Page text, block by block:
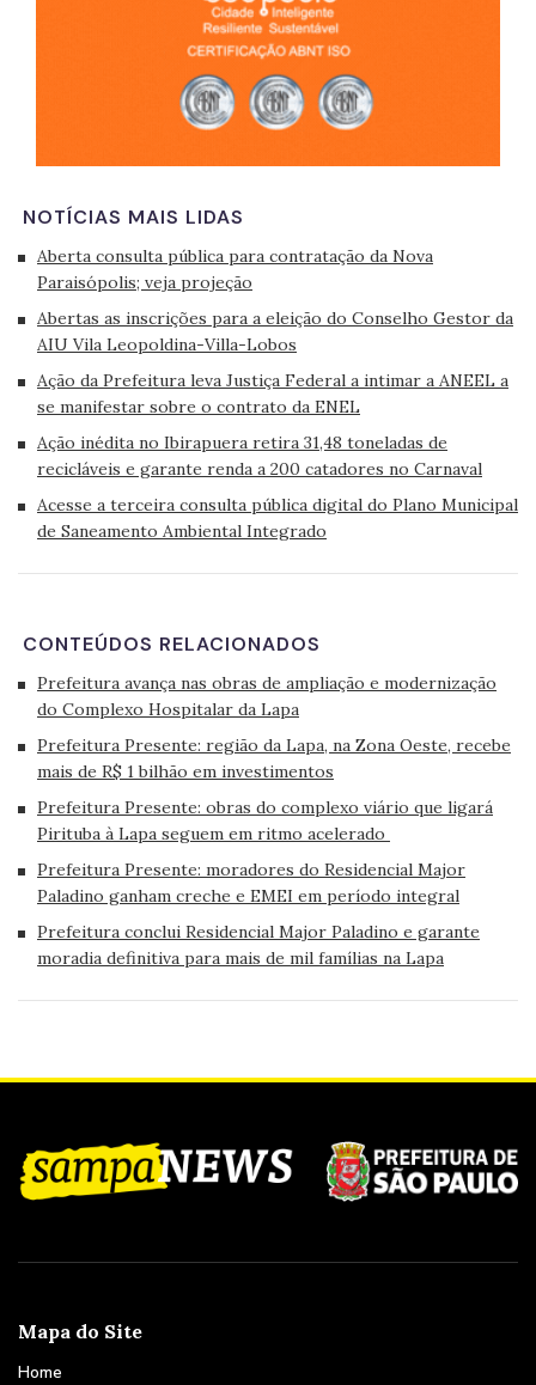
NOTÍCIAS MAIS LIDAS
Aberta consulta pública para contratação da Nova
Paraisópolis; veja projeção
Abertas as inscrições para a eleição do Conselho Gestor da
AIU Vila Leopoldina-Villa-Lobos
Ação da Prefeitura leva Justiça Federal a intimar a ANEEL a
se manifestar sobre o contrato da ENEL
Ação inédita no Ibirapuera retira 31,48 toneladas de
recicláveis e garante renda a 200 catadores no Carnaval
Acesse a terceira consulta pública digital do Plano Municipal
de Saneamento Ambiental Integrado
CONTEÚDOS RELACIONADOS
Prefeitura avança nas obras de ampliação e modernização
do Complexo Hospitalar da Lapa
Prefeitura Presente: região da Lapa, na Zona Oeste, recebe
mais de R$ 1 bilhão em investimentos
Prefeitura Presente: obras do complexo viário que ligará
Pirituba à Lapa seguem em ritmo acelerado
Prefeitura Presente: moradores do Residencial Major
Paladino ganham creche e EMEI em período integral
Prefeitura conclui Residencial Major Paladino e garante
moradia definitiva para mais de mil famílias na Lapa
Mapa do Site
Home